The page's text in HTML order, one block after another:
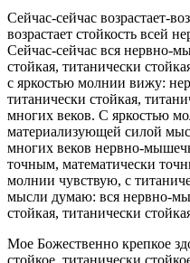
Сейчас-сейчас возрастает-
возрастает стойкость всей
Сейчас-сейчас вся нервно-
стойкая, титанически
с яркостью молнии вижу:
титанически стойкая,
многих веков. С яркостью
материализующей силой
многих веков нервно-
точным, математически
молнии чувствую, с
мысли думаю: вся нервно-
стойкая, титанически
Мое Божественно крепкое
стойкое, титанически